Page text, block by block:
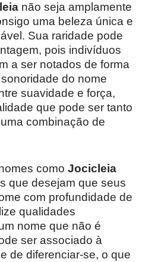
não seja amplamente
uma beleza única e
Sua raridade pode
pois indivíduos
a ser notados de forma
do nome
suavidade e força,
que pode ser tanto
combinação de
como Jocicleia
que desejam que seus
com profundidade de
qualidades
nome que não é
ser associado à
de diferenciar-se, o que